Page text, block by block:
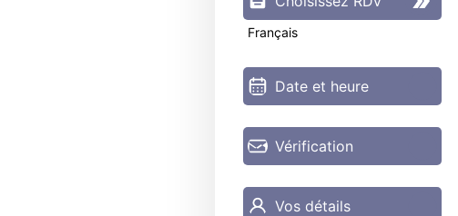
Français
Date et heure
Vérification
Vos détails